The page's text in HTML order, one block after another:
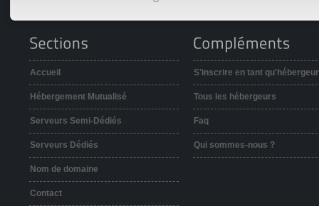
Accueil
Hébergement Mutualisé
Serveurs Semi-Dédiés
Serveurs Dédiés
Nom de domaine
Contact
S'inscrire en tant qu'hébergeur
Tous les hébergeurs
Faq
Qui sommes-nous ?